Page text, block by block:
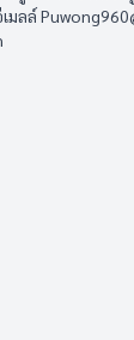
มลล์